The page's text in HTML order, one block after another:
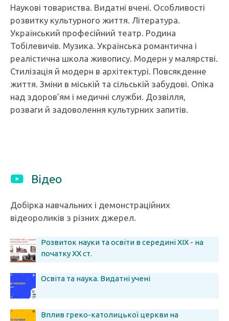
Наукові товариства. Видатні вчені. Особливості
розвитку культурного життя. Література.
Український професійний театр. Родина
Тобілевичів. Музика. Українська романтична і
реалістична школа живопису. Модерн у малярстві.
Стилізація й модерн в архітектурі. Повсякденне
життя. Зміни в міській та сільській забудові. Опіка
над здоров’ям і медичні служби. Дозвілля,
розваги й задоволення культурних запитів.
Відео
Добірка навчальних і демонстраційних
відеороликів з різних джерел.
Розвиток науки та освіти в середині ХІХ - на
початку ХХ ст.
Освіта та наука. Видатні учені
Вплив греко-католицької церкви на